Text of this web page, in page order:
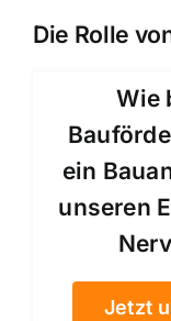
Die Rolle
Wie
ein
unseren
Jetzt